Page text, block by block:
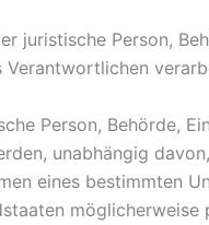
juristische Person,
Verantwortlichen
Person, Behörde,
unabhängig
eines bestimmten
möglicherweise